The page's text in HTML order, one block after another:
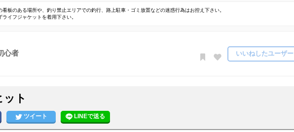
板のある場所や、釣り禁止エリアでの釣行、路上駐車・ゴミ放置などの迷惑行為はお控え下さい。
イフジャケットを着用下さい。
心者 いいねしたユーザー
ット
ツイート LINEで送る